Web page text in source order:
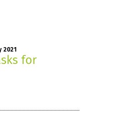
2021
for